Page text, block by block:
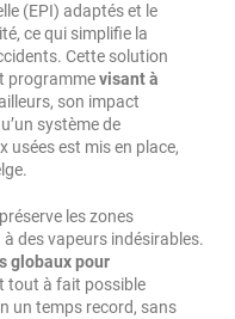
(EPI) adaptés et le
ce qui simplifie la
Cette solution
programmevisant à
son impact
système de
usées est mis en place,
les zones
des vapeurs indésirables.
globaux pour
tout à fait possible
un temps record, sans